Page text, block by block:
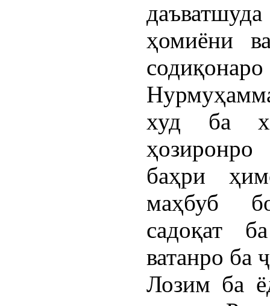
ҳомиёни
худ ба
баҳри
маҳбуб
садоқат
ватанро ба
Лозим ба